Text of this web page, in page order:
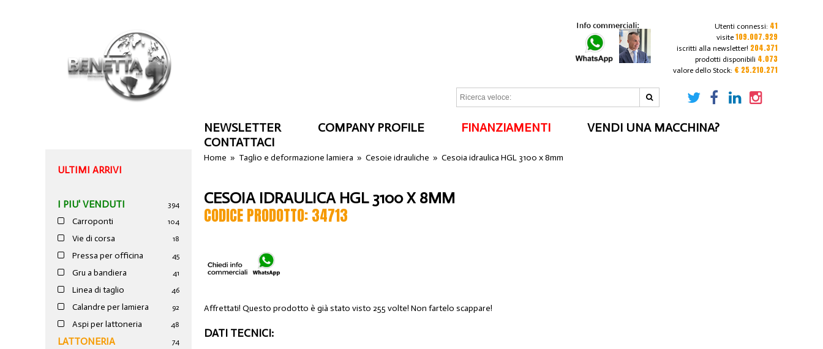
Utenti connessi: 41
visite 109.007.929
iscritti alla newsletter! 204.371
prodotti disponibili 4.073
valore dello Stock: € 25.210.271
NEWSLETTER COMPANY PROFILE FINANZIAMENTI
VENDI UNA MACCHINA?
CONTATTACI
ULTIMI ARRIVI
I PIU' VENDUTI 394
Carroponti 104
Vie di corsa 18
Pressa per officina 45
Gru a bandiera 41
Linea di taglio 46
Calandre per lamiera 92
Aspi per lattoneria 48
LATTONERIA 74
Home » Taglio e deformazione lamiera »Cesoie idrauliche »Cesoia idraulica HGL 3100 x 8mm
CESOIA IDRAULICA HGL 3100 X 8MM
CODICE PRODOTTO: 34713
Affrettati! Questo prodotto è già stato visto 255 volte! Non fartelo scappare!
DATI TECNICI: